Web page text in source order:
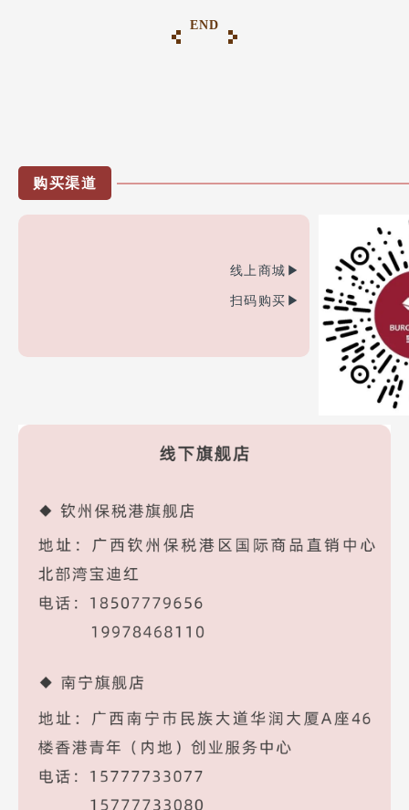
END
购买渠道
线上商城▶
扫码购买▶